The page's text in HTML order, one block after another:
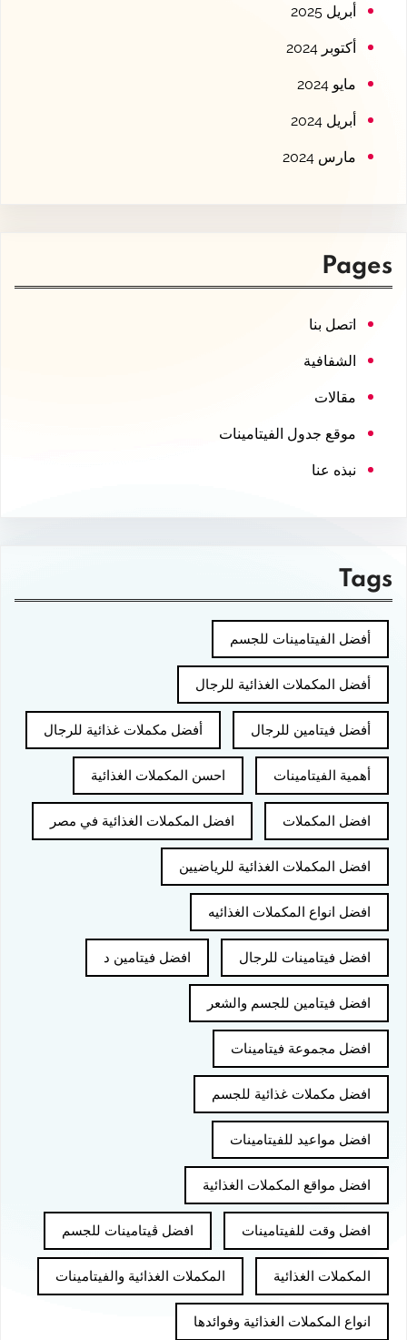
أبريل 2025
أكتوبر 2024
مايو 2024
أبريل 2024
مارس 2024
Pages
اتصل بنا
الشفافية
مقالات
موقع جدول الفيتامينات
نبذه عنا
Tags
أفضل الفيتامينات للجسم
أفضل المكملات الغذائية للرجال
أفضل فيتامين للرجال أفضل مكملات غذائية للرجال
أهمية الفيتامينات احسن المكملات الغذائية
افضل المكملات افضل المكملات الغذائية في مصر
افضل المكملات الغذائية للرياضيين
افضل انواع المكملات الغذائيه
افضل فيتامينات للرجال افضل فيتامين د
افضل فيتامين للجسم والشعر
افضل مجموعة فيتامينات
افضل مكملات غذائية للجسم
افضل مواعيد للفيتامينات
افضل مواقع المكملات الغذائية
افضل وقت للفيتامينات افضل ڤيتامينات للجسم
المكملات الغذائية المكملات الغذائية والفيتامينات
انواع المكملات الغذائية وفوائدها